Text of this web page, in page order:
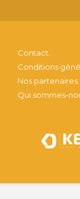
Contact.
Conditions
Nos partenaires.
Qui sommes-